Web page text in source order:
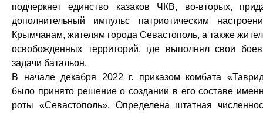
подчеркнет единство казаков ЧКВ, во-вторых,
дополнительный импульс патриотическим
Крымчанам, жителям города Севастополь, а также
освобожденных территорий, где выполнял свои
задачи батальон.
В начале декабря 2022 г. приказом комбата
было принято решение о создании в его составе
роты «Севастополь». Определена штатная